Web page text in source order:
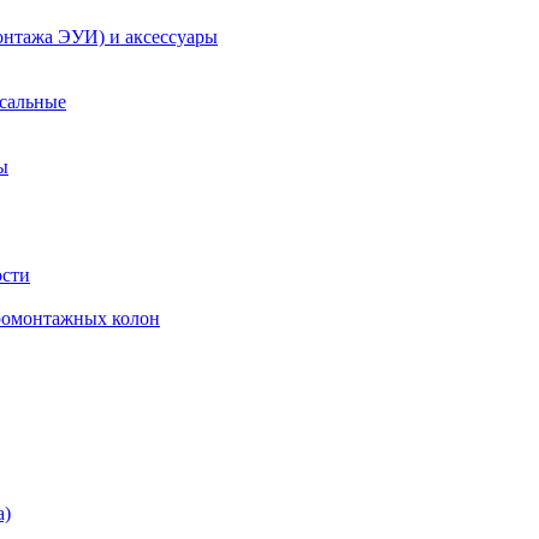
ЭУИ) и аксессуары
колон